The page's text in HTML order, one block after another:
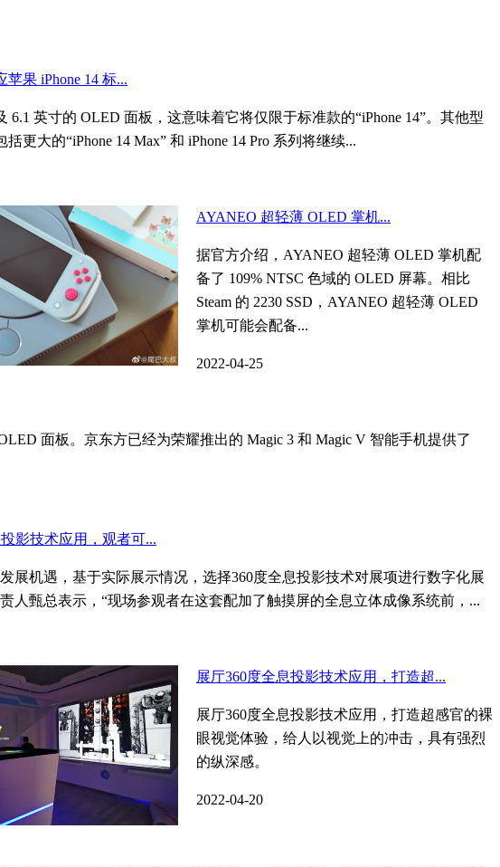
果 iPhone 14 标...
6.1 英寸的 OLED 面板，这意味着它将仅限于标准款的“iPhone 14”。其他型
更大的“iPhone 14 Max” 和 iPhone 14 Pro 系列将继续...
AYANEO 超轻薄 OLED 掌机...
据官方介绍，AYANEO 超轻薄 OLED 掌机配
备了 109% NTSC 色域的 OLED 屏幕。相比
Steam 的 2230 SSD，AYANEO 超轻薄 OLED
掌机可能会配备...
2022-04-25
面板。京东方已经为荣耀推出的 Magic 3 和 Magic V 智能手机提供了
影技术应用，观者可...
展机遇，基于实际展示情况，选择360度全息投影技术对展项进行数字化展
人甄总表示，“现场参观者在这套配加了触摸屏的全息立体成像系统前，...
展厅360度全息投影技术应用，打造超...
展厅360度全息投影技术应用，打造超感官的裸
眼视觉体验，给人以视觉上的冲击，具有强烈
的纵深感。
2022-04-20